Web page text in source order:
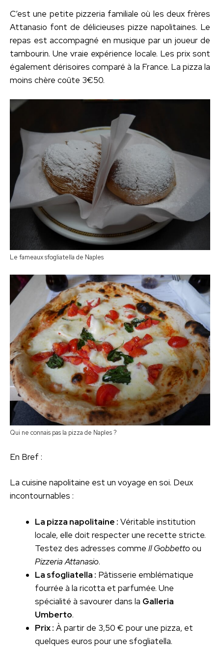
C’est une petite pizzeria familiale où les deux frères
Attanasio font de délicieuses pizze napolitaines. Le
repas est accompagné en musique par un joueur de
tambourin. Une vraie expérience locale. Les prix sont
également dérisoires comparé à la France. La pizza la
moins chère coûte 3€50.
Le fameaux sfogliatella de Naples
Qui ne connais pas la pizza de Naples ?
En Bref :
La cuisine napolitaine est un voyage en soi. Deux
incontournables :
La pizza napolitaine : Véritable institution
locale, elle doit respecter une recette stricte.
Testez des adresses comme Il Gobbettoou
Pizzeria Attanasio.
La sfogliatella : Pâtisserie emblématique
fourrée à la ricotta et parfumée. Une
spécialité à savourer dans la Galleria
Umberto.
Prix : À partir de 3,50 € pour une pizza, et
quelques euros pour une sfogliatella.